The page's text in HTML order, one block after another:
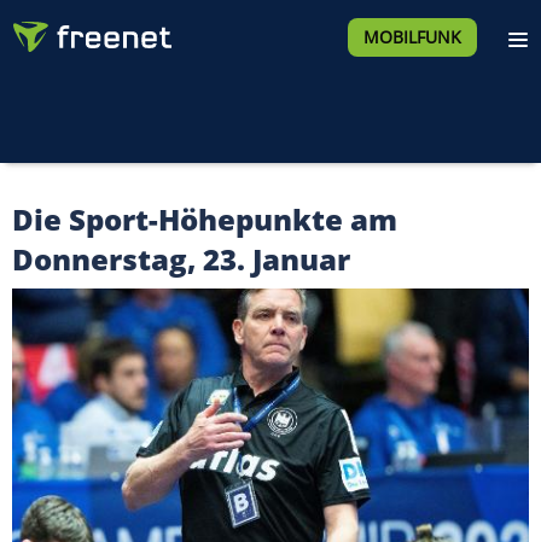
MOBILFUNK
Die Sport-Höhepunkte am
Donnerstag, 23. Januar